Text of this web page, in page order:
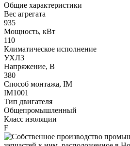
Общие характеристики
Вес агрегата
935
Мощность, кВт
110
Климатическое исполнение
УХЛ3
Напряжение, В
380
Способ монтажа, IM
IM1001
Тип двигателя
Общепромышленный
Класс изоляции
F